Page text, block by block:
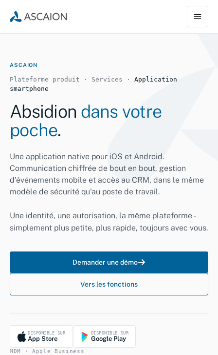
ASCAION
Plateforme produit · Services · Application
smartphone
Absidion dans votre
poche.
Une application native pour iOS et Android.
Communication chiffrée de bout en bout, gestion
d'événements mobile et accès au CRM, dans le même
modèle de sécurité qu'au poste de travail.
Une identité, une autorisation, la même plateforme -
simplement plus petite, plus rapide, toujours avec vous.
Demander une démo
Vers les fonctions
DISPONIBLE SUR
App Store
DISPONIBLE SUR
Google Play
MDM · Apple Business